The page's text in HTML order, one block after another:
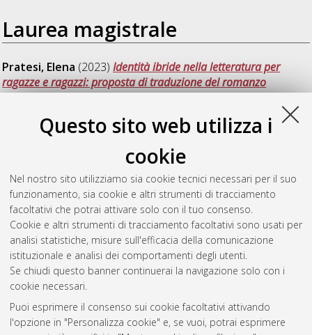
Questo sito web utilizza i
cookie
Nel nostro sito utilizziamo sia cookie tecnici necessari per il suo
funzionamento, sia cookie e altri strumenti di tracciamento
facoltativi che potrai attivare solo con il tuo consenso.
Cookie e altri strumenti di tracciamento facoltativi sono usati per
analisi statistiche, misure sull'efficacia della comunicazione
istituzionale e analisi dei comportamenti degli utenti.
Se chiudi questo banner continuerai la navigazione solo con i
cookie necessari.
Puoi esprimere il consenso sui cookie facoltativi attivando
l'opzione in "Personalizza cookie" e, se vuoi, potrai esprimere
Laurea magistrale
Pratesi, Elena (2023)Identità ibride nella letteratura per
ragazze e ragazzi: proposta di traduzione del romanzo
“A(ni)mal” di Cécile Alix.[Laurea magistrale], Università di
DM270] - Forli', Documento full-text non disponibile
Interpretazione di conferenza e identità
inclusivo in interpretazione simultanea.[Laurea magistrale],
Università di Bologna, Corso di Studio in Interpretazione [LM-
DM270] - Forli', Documento ad accesso riservato.
Questa lista e' stata generata ilThu Aug 6 00:30:54 2026
CEST
Atom
Rss 1.0